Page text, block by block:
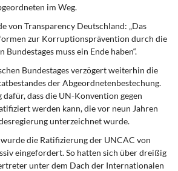
im Weg.
von Transparency Deutschland: „Das
zur Korruptionsprävention durch die
muss ein Ende haben“.
Bundestages verzögert weiterhin die
der Abgeordnetenbestechung.
dafür, dass die UN-Konvention gegen
werden kann, die vor neun Jahren
unterzeichnet wurde.
die Ratifizierung der UNCAC von
eingefordert. So hatten sich über dreißig
unter dem Dach der Internationalen